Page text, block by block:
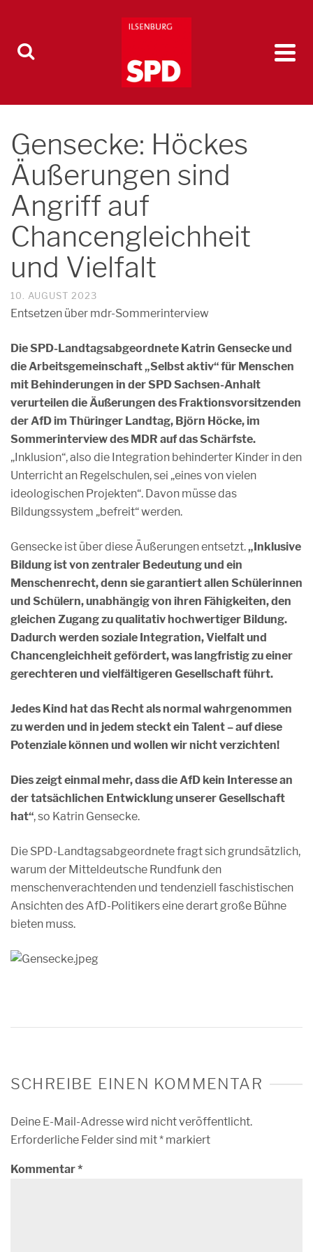
Gensecke: Höckes
Äußerungen sind
Angriff auf
Chancengleichheit
und Vielfalt
10. AUGUST 2023
Entsetzen über mdr-Sommerinterview
Die SPD-Landtagsabgeordnete Katrin Gensecke und
die Arbeitsgemeinschaft „Selbst aktiv“ für Menschen
mit Behinderungen in der SPD Sachsen-Anhalt
verurteilen die Äußerungen des Fraktionsvorsitzenden
der AfD im Thüringer Landtag, Björn Höcke, im
Sommerinterview des MDR auf das Schärfste.
„Inklusion“, also die Integration behinderter Kinder in den
Unterricht an Regelschulen, sei „eines von vielen
ideologischen Projekten“. Davon müsse das
Bildungssystem „befreit“ werden.
Gensecke ist über diese Äußerungen entsetzt.„Inklusive
Bildung ist von zentraler Bedeutung und ein
Menschenrecht, denn sie garantiert allen Schülerinnen
und Schülern, unabhängig von ihren Fähigkeiten, den
gleichen Zugang zu qualitativ hochwertiger Bildung.
Dadurch werden soziale Integration, Vielfalt und
Chancengleichheit gefördert, was langfristig zu einer
gerechteren und vielfältigeren Gesellschaft führt.
Jedes Kind hat das Recht als normal wahrgenommen
zu werden und in jedem steckt ein Talent – auf diese
Potenziale können und wollen wir nicht verzichten!
Dies zeigt einmal mehr, dass die AfD kein Interesse an
der tatsächlichen Entwicklung unserer Gesellschaft
hat“, so Katrin Gensecke.
Die SPD-Landtagsabgeordnete fragt sich grundsätzlich,
warum der Mitteldeutsche Rundfunk den
menschenverachtenden und tendenziell faschistischen
Ansichten des AfD-Politikers eine derart große Bühne
bieten muss.
SCHREIBE EINEN KOMMENTAR
Deine E-Mail-Adresse wird nicht veröffentlicht.
Erforderliche Felder sind mit* markiert
Kommentar*